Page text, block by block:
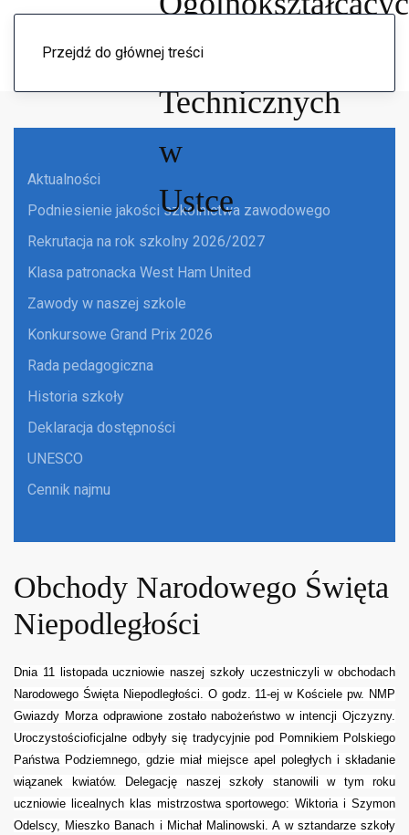
Przejdź do głównej treści
Menu
Aktualności
Podniesienie jakości szkolnictwa zawodowego
Rekrutacja na rok szkolny 2026/2027
Klasa patronacka West Ham United
Zawody w naszej szkole
Konkursowe Grand Prix 2026
Rada pedagogiczna
Historia szkoły
Deklaracja dostępności
UNESCO
Cennik najmu
Obchody Narodowego Święta
Niepodległości
Dnia 11 listopada uczniowie naszej szkoły uczestniczyli w obchodach
Narodowego Święta Niepodległości. O godz. 11-ej w Kościele pw. NMP
Gwiazdy Morza odprawione zostało nabożeństwo w intencji Ojczyzny.
Uroczystościoficjalne odbyły się tradycyjnie pod Pomnikiem Polskiego
Państwa Podziemnego, gdzie miał miejsce apel poległych i składanie
wiązanek kwiatów.
Delegację naszej szkoły stanowili w tym roku
uczniowie licealnych klas mistrzostwa sportowego: Wiktoria i Szymon
Odelscy, Mieszko Banach i Michał Malinowski. A w sztandarze szkoły